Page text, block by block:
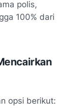
polis,
100% dari
opsi berikut: